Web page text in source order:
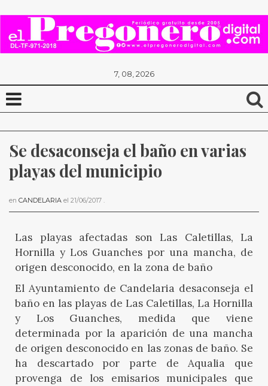
7, 08, 2026
Se desaconseja el baño en varias
playas del municipio
en CANDELARIA el 21/06/2017 .
Las playas afectadas son Las Caletillas, La
Hornilla y Los Guanches por una mancha, de
origen desconocido, en la zona de baño
El Ayuntamiento de Candelaria desaconseja el
baño en las playas de Las Caletillas, La Hornilla
y Los Guanches, medida que viene
determinada por la aparición de una mancha
de origen desconocido en las zonas de baño. Se
ha descartado por parte de Aqualia que
provenga de los emisarios municipales que